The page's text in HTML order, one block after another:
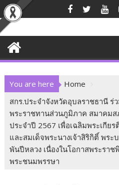
Skip
to
content
You are here
Home
สกร.ประจำจังหวัดอุบลราชธานี ร่
พระราชทานส่วนภูมิภาค สมาคมส
ประจำปี 2567 เพื่อเฉลิมพระเกีย
และสมเด็จพระนางเจ้าสิริกิติ์ พร
พันปีหลวง เนื่องในโอกาสพระรา
พระชนมพรรษา